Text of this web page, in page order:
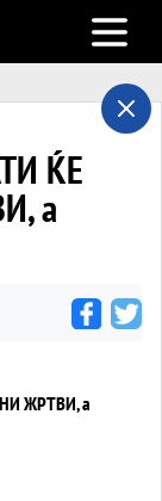
Open
ЌЕ
а